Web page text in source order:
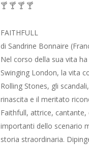
🍸 🍸 🍸 🍸
FAITHFULL
di Sandrine Bonnaire
Nel corso della sua vita
Swinging London, la vita
Rolling Stones, gli
rinascita e il meritato
Faithfull, attrice, cantante,
importanti dello scenario
storia straordinaria.